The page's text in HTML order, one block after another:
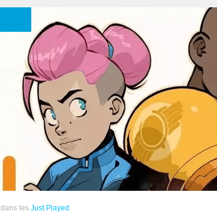
dans les Just Played